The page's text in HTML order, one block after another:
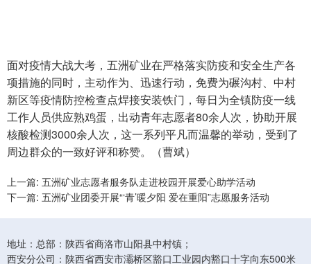
面对疫情大战大考，五洲矿业在严格落实防疫和安全生产各
项措施的同时，主动作为、迅速行动，免费为碾沟村、中村
新区等疫情防控检查点焊接安装铁门，每日为全镇防疫一线
工作人员供应熟鸡蛋，出动青年志愿者80余人次，协助开展
核酸检测3000余人次，这一系列平凡而温馨的举动，受到了
周边群众的一致好评和称赞。（曹斌）
上一篇: 五洲矿业志愿者服务队走进校园开展爱心助学活动
下一篇: 五洲矿业团委开展“‘青’暖夕阳 爱在重阳”志愿服务活动
地址：总部：陕西省商洛市山阳县中村镇；
西安分公司：陕西省西安市灞桥区豁口工业园内豁口十字向东500米